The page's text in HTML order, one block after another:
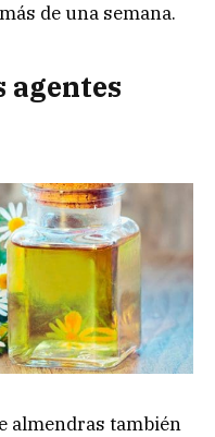
de una semana.
agentes
almendras también